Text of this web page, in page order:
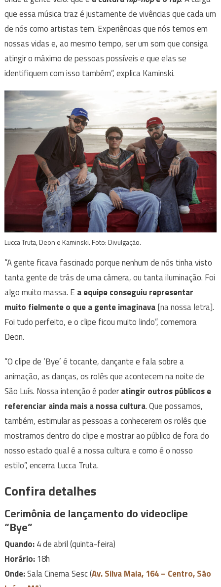
que essa música traz é justamente de vivências que cada um
de nós como artistas tem. Experiências que nós temos em
nossas vidas e, ao mesmo tempo, ser um som que consiga
atingir o máximo de pessoas possíveis e que elas se
identifiquem com isso também”, explica Kaminski.
Lucca Truta, Deon e Kaminski. Foto: Divulgação.
“A gente ficava fascinado porque nenhum de nós tinha visto
tanta gente de trás de uma câmera, ou tanta iluminação. Foi
algo muito massa. E a equipe conseguiu representar
muito fielmente o que a gente imaginava[na nossa letra].
Foi tudo perfeito, e o clipe ficou muito lindo”, comemora
Deon.
“O clipe de ‘Bye’ é tocante, dançante e fala sobre a
animação, as danças, os rolês que acontecem na noite de
São Luís. Nossa intenção é poderatingir outros públicos e
referenciar ainda mais a nossa cultura. Que possamos,
também, estimular as pessoas a conhecerem os rolês que
mostramos dentro do clipe e mostrar ao público de fora do
nosso estado qual é a nossa cultura e como é o nosso
estilo”, encerra Lucca Truta.
Confira detalhes
Cerimônia de lançamento do videoclipe
“Bye”
Quando:4 de abril (quinta-feira)
Horário:18h
Onde:Sala Cinema Sesc (Av. Silva Maia, 164 – Centro, São